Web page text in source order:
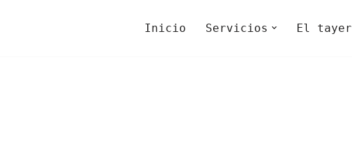
Inicio Servicios El tayer